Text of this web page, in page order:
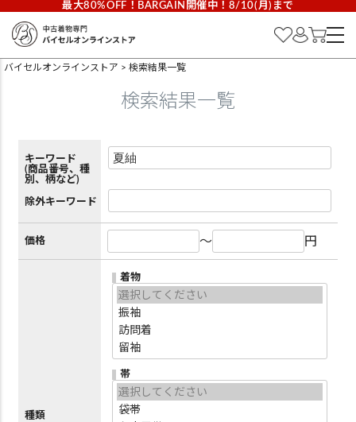
最大80%OFF！BARGAIN開催中！8/10(月)まで
バイセルオンラインストア 検索結果一覧
検索結果一覧
キーワード
(商品番号、種
別、柄など)
除外キーワード
価格 ～ 円
種類
着物
帯